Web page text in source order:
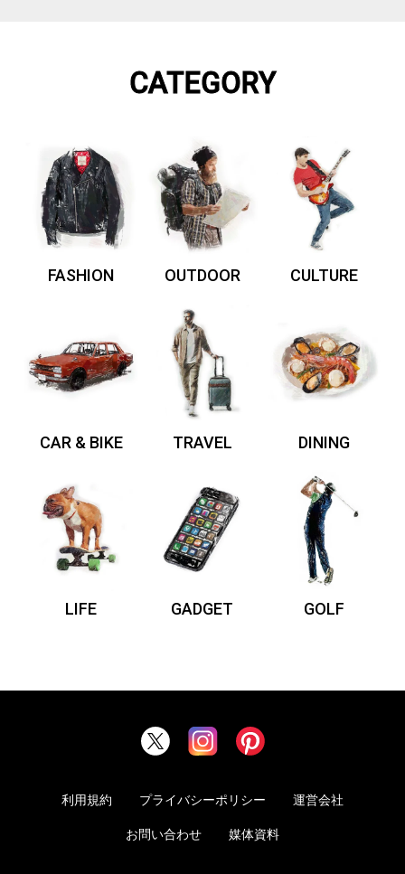
CATEGORY
FASHION OUTDOOR CULTURE
CAR & BIKE TRAVEL DINING
LIFE GADGET GOLF
利用規約 プライバシーポリシー 運営会社
お問い合わせ 媒体資料